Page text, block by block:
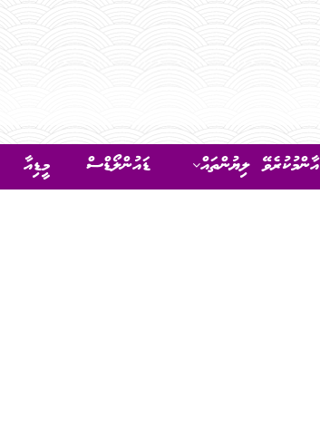
އާންމުކުރެވޭ ލިޔުންތައް ޑައުންލޯޑްސް މީޑިއާ